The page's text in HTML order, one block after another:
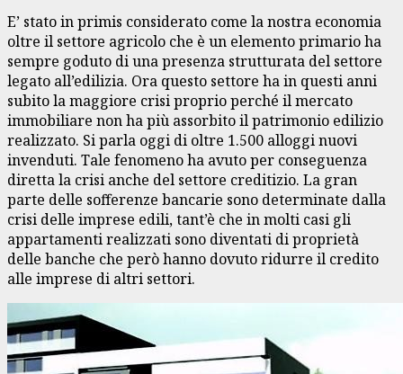
E’ stato in primis considerato come la nostra economia
oltre il settore agricolo che è un elemento primario ha
sempre goduto di una presenza strutturata del settore
legato all’edilizia. Ora questo settore ha in questi anni
subito la maggiore crisi proprio perché il mercato
immobiliare non ha più assorbito il patrimonio edilizio
realizzato. Si parla oggi di oltre 1.500 alloggi nuovi
invenduti. Tale fenomeno ha avuto per conseguenza
diretta la crisi anche del settore creditizio. La gran
parte delle sofferenze bancarie sono determinate dalla
crisi delle imprese edili, tant’è che in molti casi gli
appartamenti realizzati sono diventati di proprietà
delle banche che però hanno dovuto ridurre il credito
alle imprese di altri settori.